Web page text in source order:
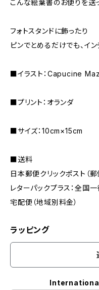
こんな絵葉書のお便りを送
フォトスタンドに飾ったり
ピンでとめるだけでも、イン
■イラスト：Capucine
■プリント：オランダ
■サイズ：10cm×15cm
■送料
日本郵便クリックポスト（
レターパックプラス：全国
宅配便（地域別料金）
ラッピング